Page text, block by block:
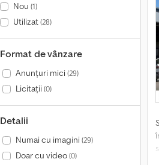
Nou (1)
Utilizat(28)
Format de vânzare
Anunțuri mici(29)
Licitații(0)
Detalii
Numai cu imagini(29)
Doar cu video(0)